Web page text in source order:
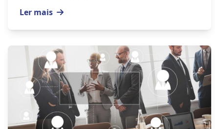
Ler mais